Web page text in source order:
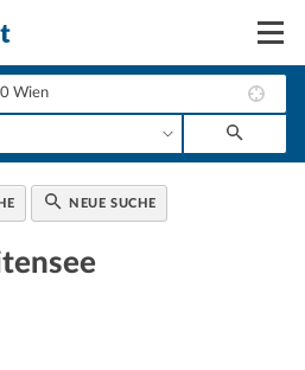
NEUE SUCHE